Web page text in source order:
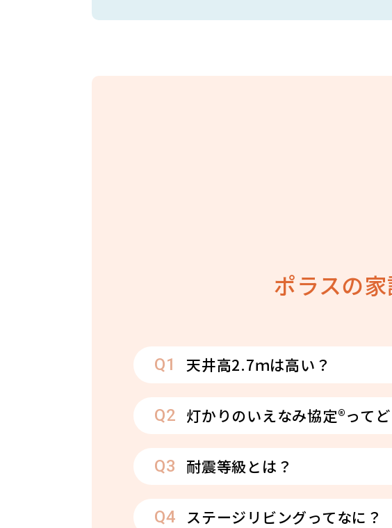
ポラスの
天井高2.7ｍは高い？
灯かりのいえなみ協定®って
耐震等級とは？
ステージリビングってなに？